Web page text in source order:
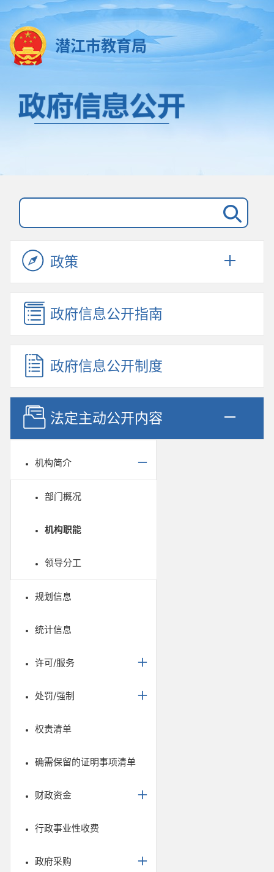
潜江市教育局
政策
政府信息公开指南
政府信息公开制度
法定主动公开内容
机构简介
部门概况
机构职能
领导分工
规划信息
统计信息
许可/服务
处罚/强制
权责清单
确需保留的证明事项清单
财政资金
行政事业性收费
政府采购